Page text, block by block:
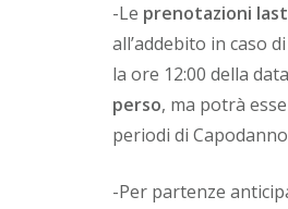
-Le prenotazioni
all’addebito in caso
la ore 12:00 della
perso, ma potrà
periodi di
-Per partenze